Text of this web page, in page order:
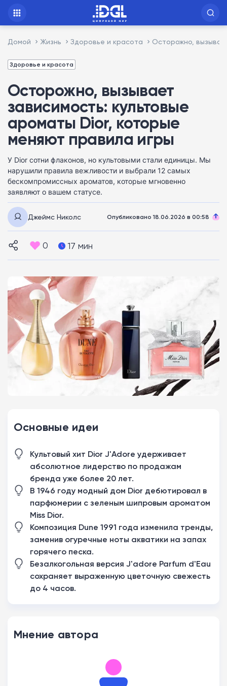
Домой Жизнь Здоровье и красота Осторожно,
Здоровье и красота
Осторожно, вызывает
зависимость: культовые
ароматы Dior, которые
меняют правила игры
У Dior сотни флаконов, но культовыми стали единицы. Мы
нарушили правила вежливости и выбрали 12 самых
бескомпромиссных ароматов, которые мгновенно
заявляют о вашем статусе.
Джеймс Николс Опубликовано 18.06.2026 в 00:58
0 17 мин
Основные идеи
Культовый хит Dior J'Adore удерживает
абсолютное лидерство по продажам
бренда уже более 20 лет.
В 1946 году модный дом Dior дебютировал в
парфюмерии с зеленым шипровым ароматом
Miss Dior.
Композиция Dune 1991 года изменила тренды,
заменив огуречные ноты акватики на запах
горячего песка.
Безалкогольная версия J'adore Parfum d'Eau
сохраняет выраженную цветочную свежесть
до 4 часов.
Мнение автора